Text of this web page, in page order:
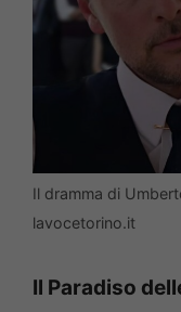
Il dramma di
lavocetorino.it
Il Paradiso